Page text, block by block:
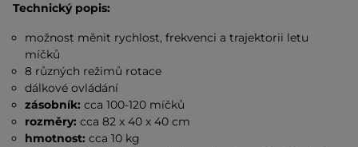
Technický popis:
možnost měnit rychlost, frekvenci a trajektorii letu
míčků
8 různých režimů rotace
dálkové ovládání
zásobník:cca 100-120 míčků
rozměry:cca 82 x 40 x 40 cm
hmotnost: cca 10 kg